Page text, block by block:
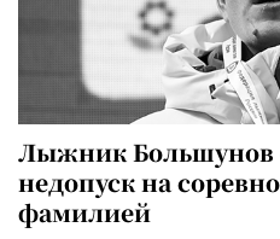
Лыжник Большунов
недопуск на
фамилией